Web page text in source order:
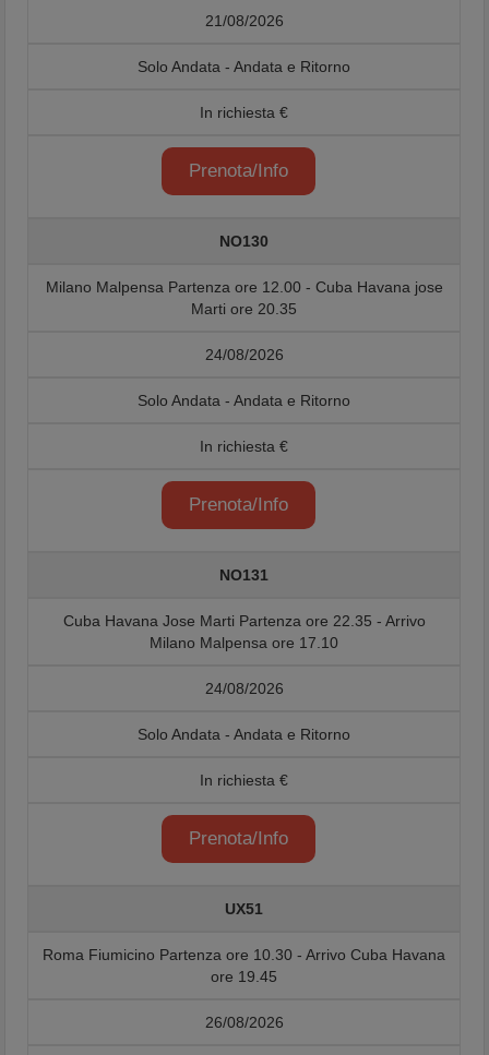
21/08/2026
Solo Andata - Andata e Ritorno
In richiesta €
Prenota/Info
NO130
Milano Malpensa Partenza ore 12.00 - Cuba Havana jose
Marti ore 20.35
24/08/2026
Solo Andata - Andata e Ritorno
In richiesta €
Prenota/Info
NO131
Cuba Havana Jose Marti Partenza ore 22.35 - Arrivo
Milano Malpensa ore 17.10
24/08/2026
Solo Andata - Andata e Ritorno
In richiesta €
Prenota/Info
UX51
Roma Fiumicino Partenza ore 10.30 - Arrivo Cuba Havana
ore 19.45
26/08/2026